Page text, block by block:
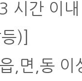
시간 이
)]
,면,동